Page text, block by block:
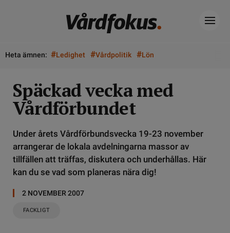
Heta ämnen: #Ledighet #Vårdpolitik #Lön
Späckad vecka med
Vårdförbundet
Under årets Vårdförbundsvecka 19-23 november
arrangerar de lokala avdelningarna massor av
tillfällen att träffas, diskutera och underhållas. Här
kan du se vad som planeras nära dig!
2 NOVEMBER 2007
FACKLIGT